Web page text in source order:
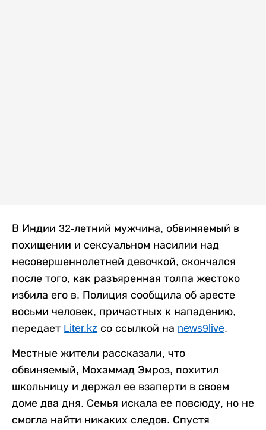
В Индии 32-летний мужчина, обвиняемый в
похищении и сексуальном насилии над
несовершеннолетней девочкой, скончался
после того, как разъяренная толпа жестоко
избила его в. Полиция сообщила об аресте
восьми человек, причастных к нападению,
передает Liter.kz со ссылкой на news9live.
Местные жители рассказали, что
обвиняемый, Мохаммад Эмроз, похитил
школьницу и держал ее взаперти в своем
доме два дня. Семья искала ее повсюду, но не
смогла найти никаких следов. Спустя